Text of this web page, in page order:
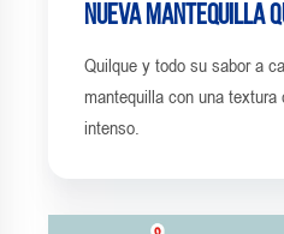
Nueva mantequilla
Quilque y todo su sabor a
mantequilla con una
intenso.